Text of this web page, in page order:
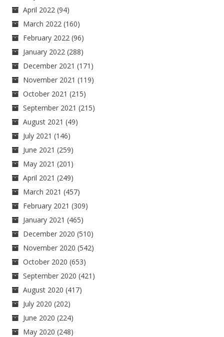
April 2022 (94)
March 2022 (160)
February 2022 (96)
January 2022 (288)
December 2021 (171)
November 2021 (119)
October 2021 (215)
September 2021 (215)
August 2021 (49)
July 2021 (146)
June 2021 (259)
May 2021 (201)
April 2021 (249)
March 2021 (457)
February 2021 (309)
January 2021 (465)
December 2020 (510)
November 2020 (542)
October 2020 (653)
September 2020 (421)
August 2020 (417)
July 2020 (202)
June 2020 (224)
May 2020 (248)